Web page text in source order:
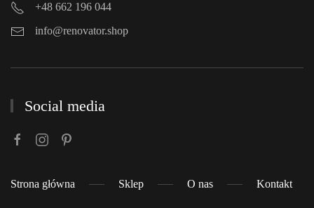
+48 662 196 044
info@renovator.shop
Social media
Strona główna Sklep O nas Kontakt